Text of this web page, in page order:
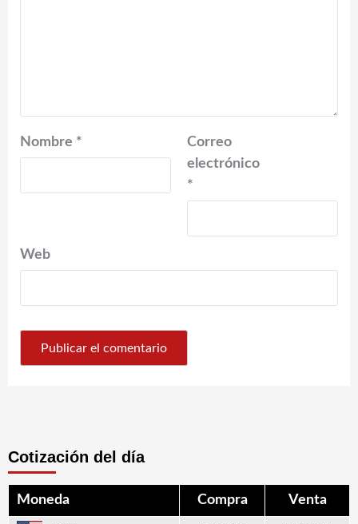
Nombre *
Correo
electrónico
*
Web
Cotización del día
Moneda Compra Venta